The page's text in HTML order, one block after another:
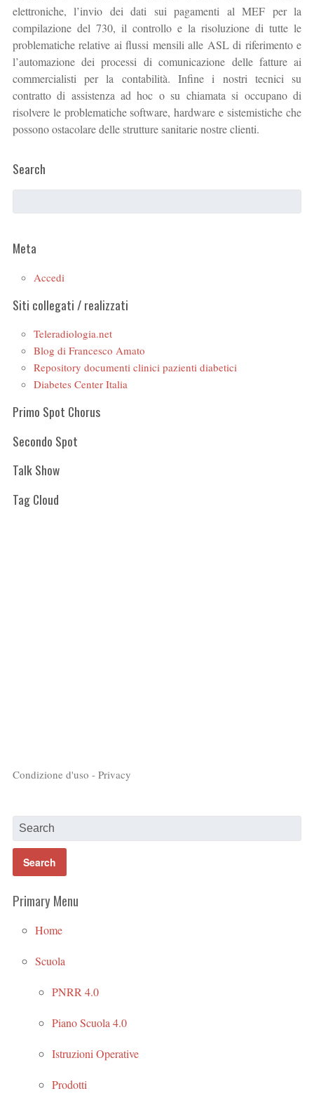
elettroniche, l’invio dei dati sui pagamenti al MEF per la
compilazione del 730, il controllo e la risoluzione di tutte le
problematiche relative ai flussi mensili alle ASL di riferimento e
l’automazione dei processi di comunicazione delle fatture ai
commercialisti per la contabilità. Infine i nostri tecnici su
contratto di assistenza ad hoc o su chiamata si occupano di
risolvere le problematiche software, hardware e sistemistiche che
possono ostacolare delle strutture sanitarie nostre clienti.
Search
Meta
Accedi
Siti collegati / realizzati
Teleradiologia.net
Blog di Francesco Amato
Repository documenti clinici pazienti diabetici
Diabetes Center Italia
Primo Spot Chorus
Secondo Spot
Talk Show
Tag Cloud
Condizione d'uso - Privacy
Primary Menu
Home
Scuola
PNRR 4.0
Piano Scuola 4.0
Istruzioni Operative
Prodotti